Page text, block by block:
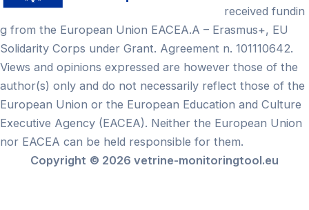
received fundin
g from the European Union EACEA.A – Erasmus+, EU
Solidarity Corps under Grant. Agreement n. 101110642.
Views and opinions expressed are however those of the
author(s) only and do not necessarily reflect those of the
European Union or the European Education and Culture
Executive Agency (EACEA). Neither the European Union
nor EACEA can be held responsible for them.
Copyright © 2026 vetrine-monitoringtool.eu